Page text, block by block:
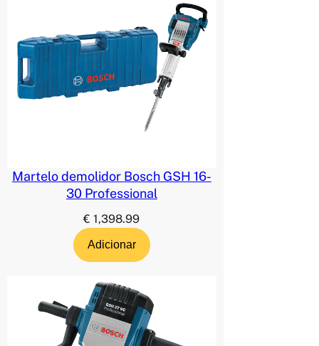
Martelo demolidor Bosch GSH 16-
30 Professional
€ 1,398.99
Adicionar